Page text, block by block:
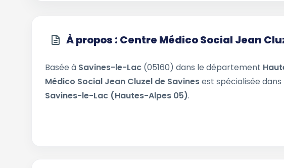
À propos : Centre Médico Social Jean
Basée à Savines-le-Lac (05160) dans le département
Médico Social Jean Cluzel de Savinesest spécialisée
Savines-le-Lac (Hautes-Alpes 05).